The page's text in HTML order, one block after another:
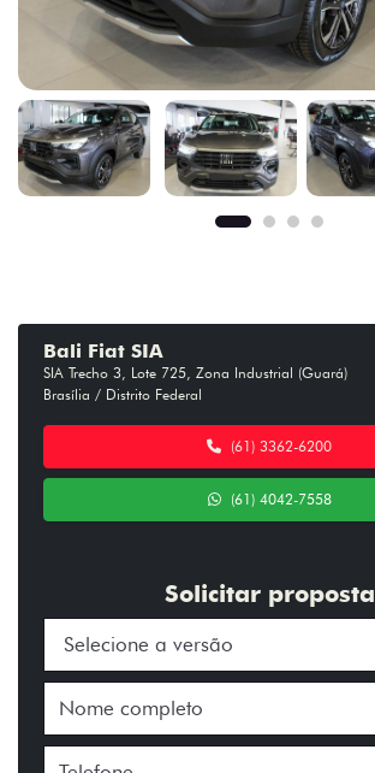
Bali Fiat SIA
SIA Trecho 3, Lote 725, Zona Industrial (Guará)
Brasília / Distrito Federal
(61) 3362-6200
(61) 4042-7558
Solicitar proposta